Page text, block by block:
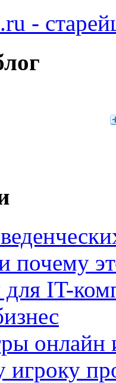
-
почему
для IT-
онлайн
игроку